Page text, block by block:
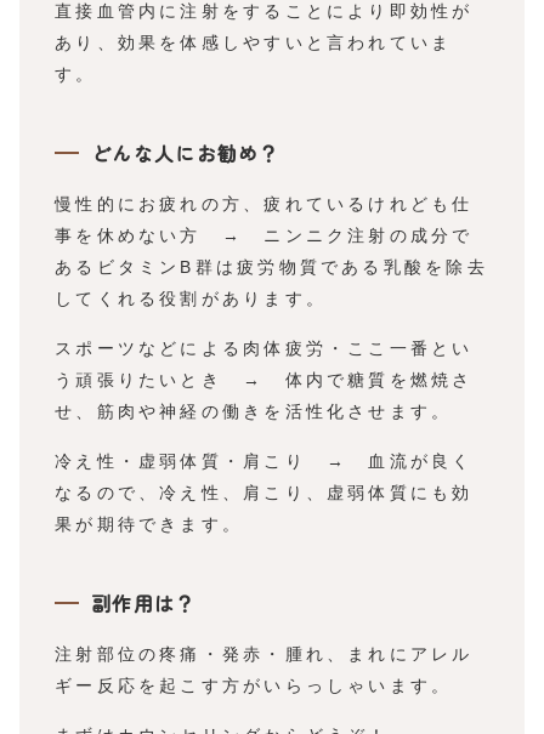
直接血管内に注射をすることにより即効性が
あり、効果を体感しやすいと言われていま
す。
どんな人にお勧め？
慢性的にお疲れの方、疲れているけれども仕
事を休めない方 → ニンニク注射の成分で
あるビタミンB群は疲労物質である乳酸を除去
してくれる役割があります。
スポーツなどによる肉体疲労・ここ一番とい
う頑張りたいとき → 体内で糖質を燃焼さ
せ、筋肉や神経の働きを活性化させます。
冷え性・虚弱体質・肩こり → 血流が良く
なるので、冷え性、肩こり、虚弱体質にも効
果が期待できます。
副作用は？
注射部位の疼痛・発赤・腫れ、まれにアレル
ギー反応を起こす方がいらっしゃいます。